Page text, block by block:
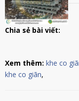
Chia sẻ bài viết:
Xem thêm: khe co
khe co giãn,